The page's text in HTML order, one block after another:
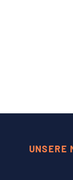
UNSERE